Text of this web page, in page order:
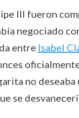
III fueron
negociado
entre Isabel
no
se